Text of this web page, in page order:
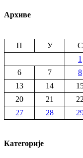
Архиве
П
У С
1
6
7 8
13
14
20
21 22
27
28
Категорије